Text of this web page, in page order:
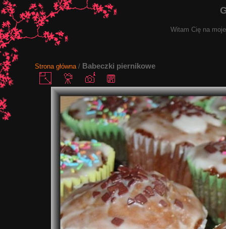
Witam Cię na
Strona główna/ Babeczki piernikowe